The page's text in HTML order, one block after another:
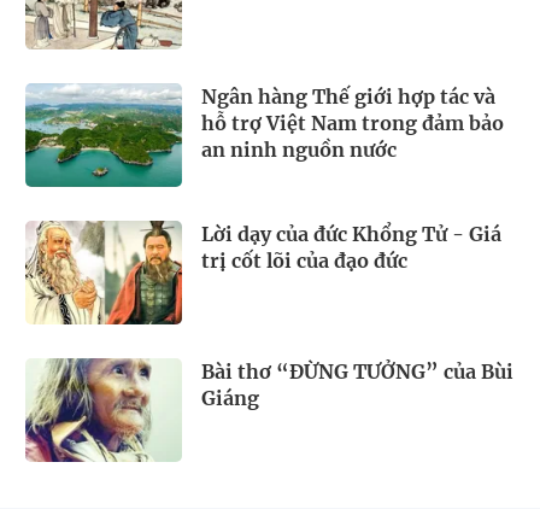
Ngân hàng Thế giới hợp tác và
hỗ trợ Việt Nam trong đảm bảo
an ninh nguồn nước
Lời dạy của đức Khổng Tử - Giá
trị cốt lõi của đạo đức
Bài thơ “ĐỪNG TƯỞNG” của Bùi
Giáng